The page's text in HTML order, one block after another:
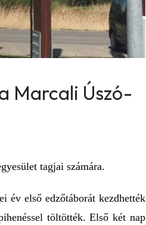
Marcali Úszó-
tagjai számára.
év első edzőtáborát kezdhették
töltötték. Első két nap